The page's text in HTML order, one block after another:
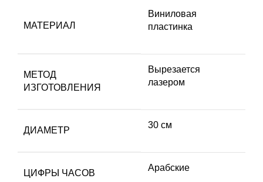
МАТЕРИАЛ
Виниловая
пластинка
МЕТОД
ИЗГОТОВЛЕНИЯ
Вырезается
лазером
ДИАМЕТР
30 см
ЦИФРЫ ЧАСОВ
Арабские